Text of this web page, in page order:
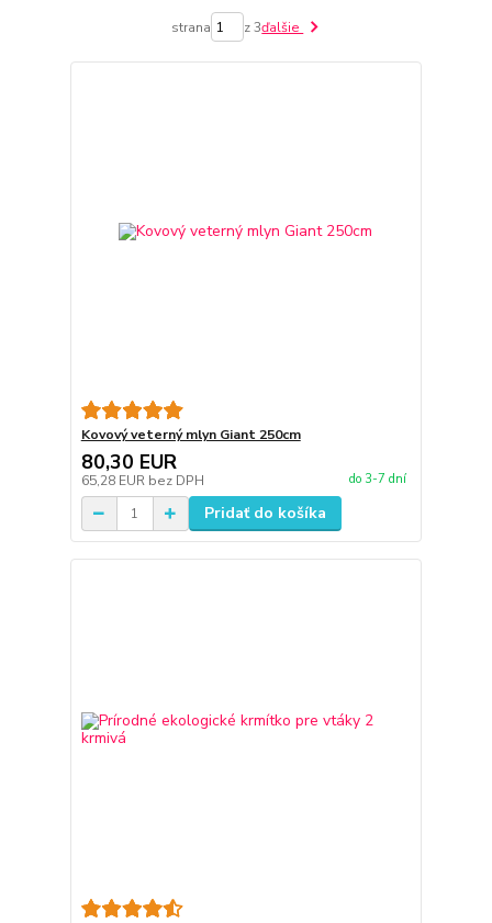
strana z 3ďalšie
Kovový veterný mlyn Giant 250cm
80,30 EUR
65,28 EUR bez DPH do 3-7 dní
Pridať do košíka